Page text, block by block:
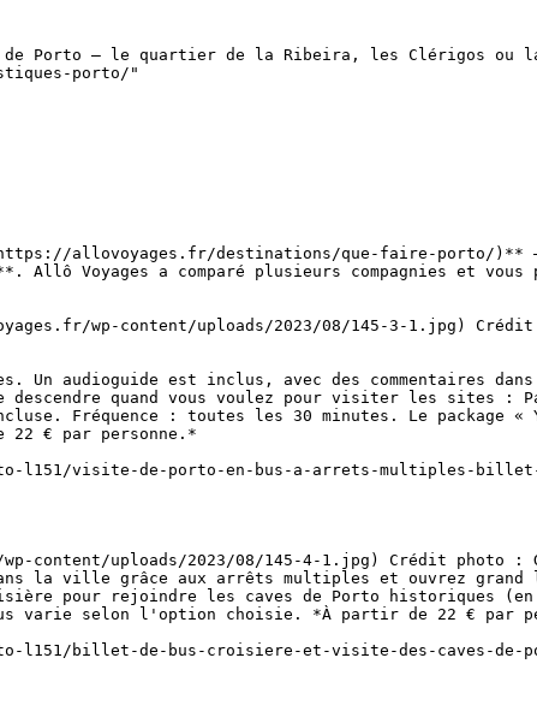
Porto — le quartier de la Ribeira, les Clérigos ou
porto/"
allovoyages.fr/destinations/que-faire-porto/
Voyages a comparé plusieurs compagnies et vous
Un audioguide est inclus, avec des commentaires
quand vous voulez pour visiter les sites :
Fréquence : toutes les 30 minutes. Le package
22 € par personne.*
l151/visite-de-porto-en-bus-a-arrets-multiples-
la ville grâce aux arrêts multiples et ouvrez
pour rejoindre les caves de Porto historiques
varie selon l'option choisie. *À partir de 22 € par
l151/billet-de-bus-croisiere-et-visite-des-caves-de-